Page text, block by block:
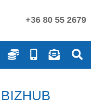
+36 80 55 2679